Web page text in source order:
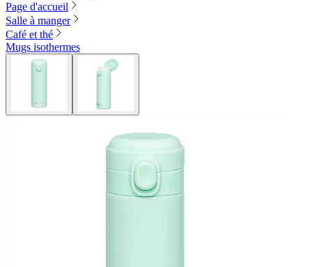
Page d'accueil
Salle à manger
Café et thé
Mugs isothermes